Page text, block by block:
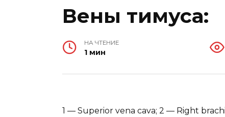
Вены тимуса:
НА ЧТЕНИЕ
1 мин
1 — Superior vena cava; 2 — Right